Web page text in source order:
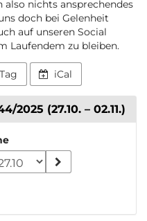
also nichts ansprechendes
doch bei Gelenheit
auf unseren Social
Laufendem zu bleiben.
Tag iCal
(27.10. – 02.11.)